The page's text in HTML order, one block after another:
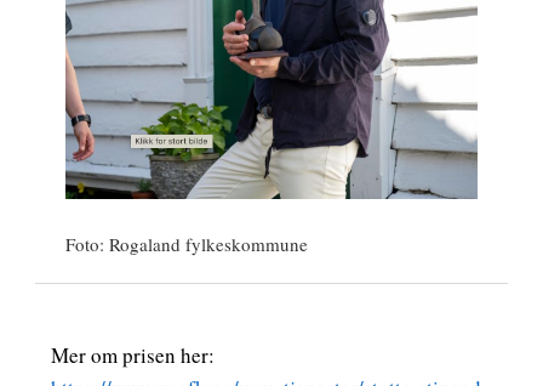
Foto: Rogaland fylkeskommune
Mer om prisen her: